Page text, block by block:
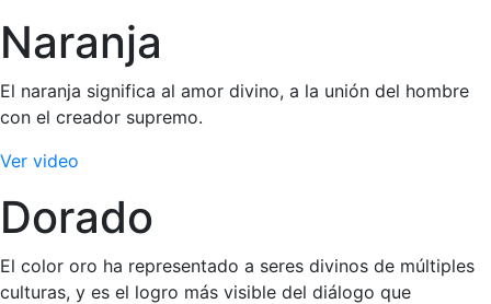
Naranja
El naranja significa al amor divino, a la unión del hombre
con el creador supremo.
Ver video
Dorado
El color oro ha representado a seres divinos de múltiples
culturas, y es el logro más visible del diálogo que